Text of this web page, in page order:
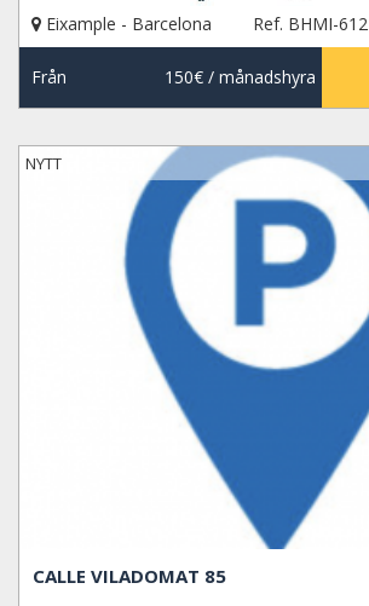
Eixample - Barcelona
Ref. BHMI-612
Från 150€/ månadshyra
NYTT
CALLE VILADOMAT 85